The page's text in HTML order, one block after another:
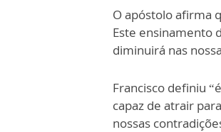
O apóstolo afirma
Este ensinamento
diminuirá nas
Francisco definiu
capaz de atrair
nossas